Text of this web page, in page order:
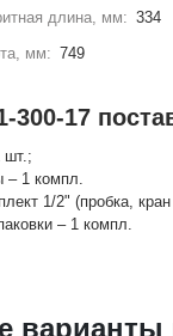
длина, мм: 334
мм: 749
300-17
шт.;
– 1 компл.
1/2" (пробка,
– 1 компл.
варианты